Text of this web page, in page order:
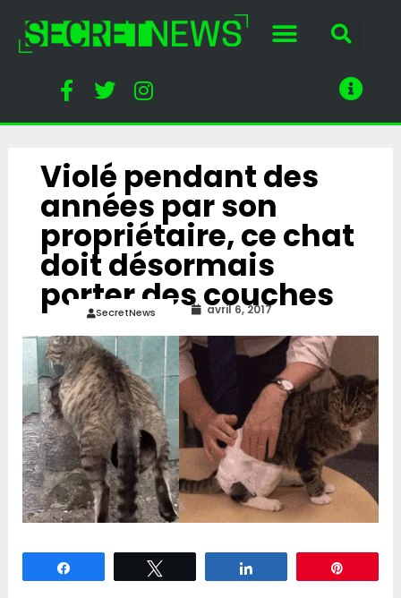
Violé pendant des
années par son
propriétaire, ce chat
doit désormais
porter des couches
SecretNews avril 6, 2017